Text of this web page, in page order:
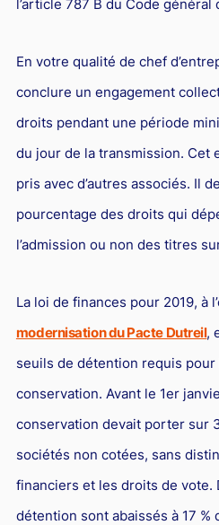
l’article 787 B du Code général
En votre qualité de chef
conclure un engagement
droits pendant une période
du jour de la transmission. Cet
pris avec d’autres associés. Il
pourcentage des droits qui
l’admission ou non des titres
La loi de finances pour 2019, à
modernisation du Pacte Dutreil,
seuils de détention requis pour
conservation. Avant le 1er
conservation devait porter sur
sociétés non cotées, sans
financiers et les droits de vote.
détention sont abaissés à 17